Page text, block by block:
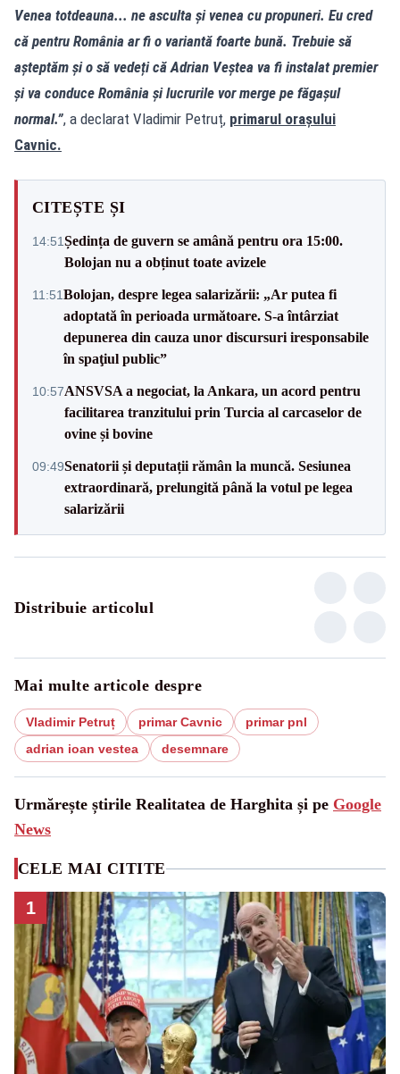
Venea totdeauna... ne asculta și venea cu propuneri. Eu cred
că pentru România ar fi o variantă foarte bună. Trebuie să
așteptăm și o să vedeți că Adrian Veștea va fi instalat premier
și va conduce România și lucrurile vor merge pe făgașul
normal.”, a declarat Vladimir Petruț, primarul orașului
Cavnic.
CITEȘTE ȘI
14:51Ședința de guvern se amână pentru ora 15:00.
Bolojan nu a obținut toate avizele
11:51Bolojan, despre legea salarizării: „Ar putea fi
adoptată în perioada următoare. S-a întârziat
depunerea din cauza unor discursuri iresponsabile
în spaţiul public”
10:57ANSVSA a negociat, la Ankara, un acord pentru
facilitarea tranzitului prin Turcia al carcaselor de
ovine și bovine
09:49Senatorii și deputații rămân la muncă. Sesiunea
extraordinară, prelungită până la votul pe legea
salarizării
Distribuie articolul
Mai multe articole despre
Vladimir Petruț primar Cavnic
primar pnl
adrian ioan vestea
desemnare
Urmărește știrile Realitatea de Harghita și pe Google
News
CELE MAI CITITE
1